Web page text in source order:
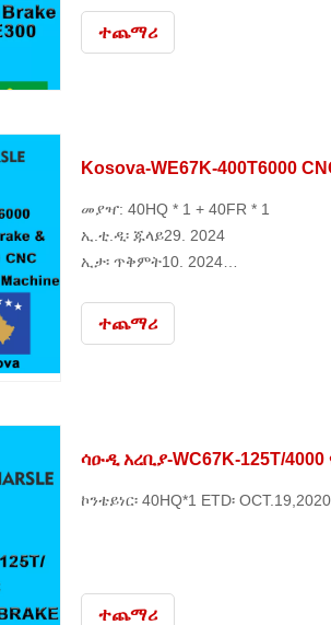
ተጨማሪ
Kosova-WE67K-400T6000
መያዣ: 40HQ * 1 + 40FR * 1
ኢ.ቲ.ዲ፡ ጁላይ29. 2024
ኢታ፡ ጥቅምት10. 2024
ዕቃ፡ MSC ALLEGRA 428W
ተጨማሪ
ሳዑዲ አረቢያ-WC67K-125T/
ኮንቴይነር፡ 40HQ*1 ETD፡
ተጨማሪ